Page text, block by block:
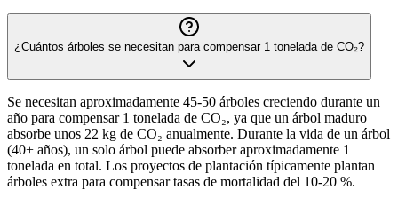
¿Cuántos árboles se necesitan para compensar 1 tonelada de CO₂?
Se necesitan aproximadamente 45-50 árboles creciendo durante un
año para compensar 1 tonelada de CO₂, ya que un árbol maduro
absorbe unos 22 kg de CO₂ anualmente. Durante la vida de un árbol
(40+ años), un solo árbol puede absorber aproximadamente 1
tonelada en total. Los proyectos de plantación típicamente plantan
árboles extra para compensar tasas de mortalidad del 10-20 %.